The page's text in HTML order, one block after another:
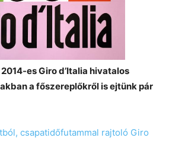
es Giro d’Italia hivatalos
a főszereplőkről is ejtünk pár
csapatidőfutammal rajtoló Giro